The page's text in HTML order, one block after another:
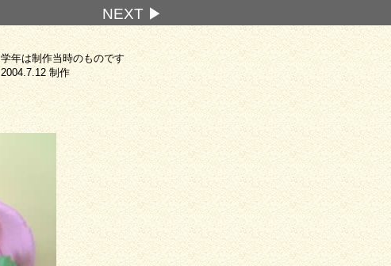
学年は制作当時のものです
2004.7.12 制作
NEXT ▶